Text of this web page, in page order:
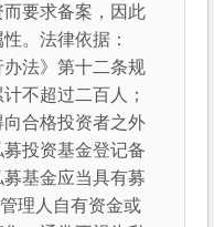
要求备案，因此
。法律依据：
办法》第十二条规
不超过二百人；
合格投资者之外
投资基金登记备
基金应当具有募
理人自有资金或